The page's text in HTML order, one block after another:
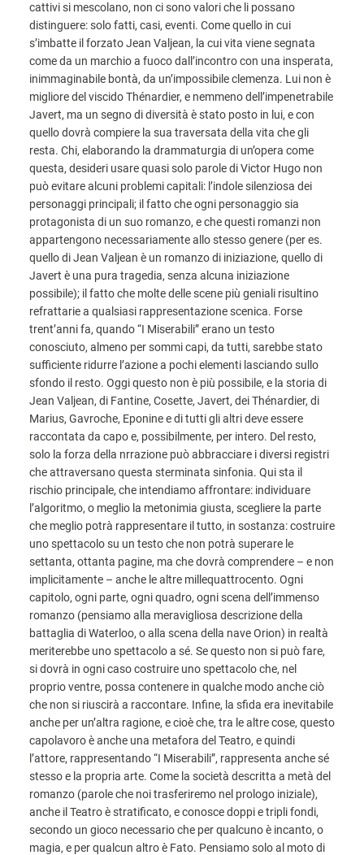
cattivi si mescolano, non ci sono valori che li possano
distinguere: solo fatti, casi, eventi. Come quello in cui
s’imbatte il forzato Jean Valjean, la cui vita viene segnata
come da un marchio a fuoco dall’incontro con una insperata,
inimmaginabile bontà, da un’impossibile clemenza. Lui non è
migliore del viscido Thénardier, e nemmeno dell’impenetrabile
Javert, ma un segno di diversità è stato posto in lui, e con
quello dovrà compiere la sua traversata della vita che gli
resta. Chi, elaborando la drammaturgia di un’opera come
questa, desideri usare quasi solo parole di Victor Hugo non
può evitare alcuni problemi capitali: l’indole silenziosa dei
personaggi principali; il fatto che ogni personaggio sia
protagonista di un suo romanzo, e che questi romanzi non
appartengono necessariamente allo stesso genere (per es.
quello di Jean Valjean è un romanzo di iniziazione, quello di
Javert è una pura tragedia, senza alcuna iniziazione
possibile); il fatto che molte delle scene più geniali risultino
refrattarie a qualsiasi rappresentazione scenica. Forse
trent’anni fa, quando “I Miserabili” erano un testo
conosciuto, almeno per sommi capi, da tutti, sarebbe stato
sufficiente ridurre l’azione a pochi elementi lasciando sullo
sfondo il resto. Oggi questo non è più possibile, e la storia di
Jean Valjean, di Fantine, Cosette, Javert, dei Thénardier, di
Marius, Gavroche, Eponine e di tutti gli altri deve essere
raccontata da capo e, possibilmente, per intero. Del resto,
solo la forza della nrrazione può abbracciare i diversi registri
che attraversano questa sterminata sinfonia. Qui sta il
rischio principale, che intendiamo affrontare: individuare
l’algoritmo, o meglio la metonimia giusta, scegliere la parte
che meglio potrà rappresentare il tutto, in sostanza: costruire
uno spettacolo su un testo che non potrà superare le
settanta, ottanta pagine, ma che dovrà comprendere – e non
implicitamente – anche le altre millequattrocento. Ogni
capitolo, ogni parte, ogni quadro, ogni scena dell’immenso
romanzo (pensiamo alla meravigliosa descrizione della
battaglia di Waterloo, o alla scena della nave Orion) in realtà
meriterebbe uno spettacolo a sé. Se questo non si può fare,
si dovrà in ogni caso costruire uno spettacolo che, nel
proprio ventre, possa contenere in qualche modo anche ciò
che non si riuscirà a raccontare. Infine, la sfida era inevitabile
anche per un’altra ragione, e cioè che, tra le altre cose, questo
capolavoro è anche una metafora del Teatro, e quindi
l’attore, rappresentando “I Miserabili”, rappresenta anche sé
stesso e la propria arte. Come la società descritta a metà del
romanzo (parole che noi trasferiremo nel prologo iniziale),
anche il Teatro è stratificato, e conosce doppi e tripli fondi,
secondo un gioco necessario che per qualcuno è incanto, o
magia, e per qualcun altro è Fato. Pensiamo solo al moto di